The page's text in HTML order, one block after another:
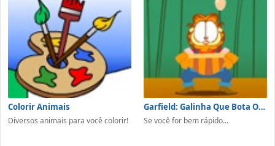
Colorir Animais
Diversos animais para você colorir!
Garfield: Galinha Que Bota Ovo
Se você for bem rápido...